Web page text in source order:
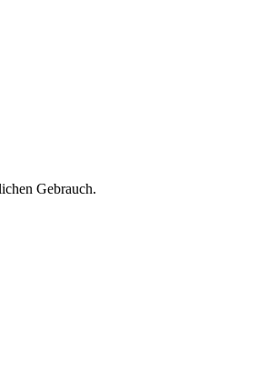
Gebrauch.